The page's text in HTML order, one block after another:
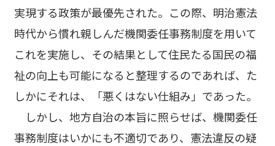
実現する政策が最優先された。この際、明治憲法
時代から慣れ親しんだ機関委任事務制度を用いて
これを実施し、その結果として住民たる国民の福
祉の向上も可能になると整理するのであれば、た
しかにそれは、「悪くはない仕組み」であった。
しかし、地方自治の本旨に照らせば、機関委任
事務制度はいかにも不適切であり、憲法違反の疑